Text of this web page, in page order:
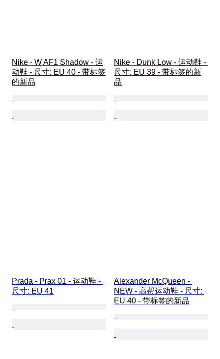
Nike - W AF1 Shadow - 运
动鞋 - 尺寸: EU 40 - 带标签
的新品
Nike - Dunk Low - 运动鞋 -
尺寸: EU 39 - 带标签的新
品
Prada - Prax 01 - 运动鞋 -
尺寸: EU 41
Alexander McQueen -
NEW - 高帮运动鞋 - 尺寸:
EU 40 - 带标签的新品